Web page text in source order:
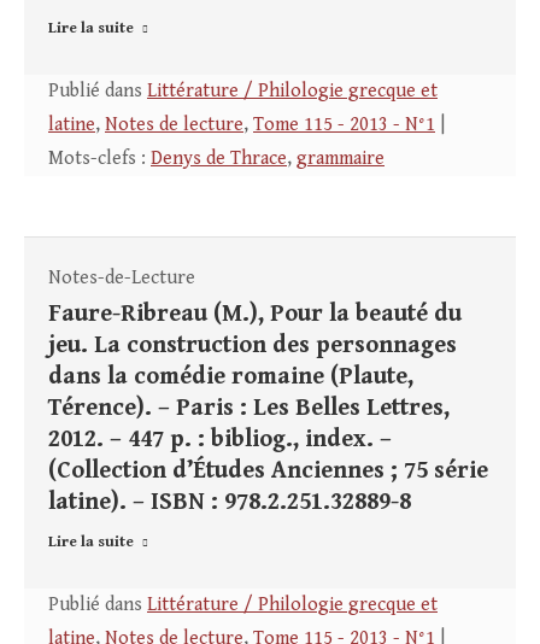
Lire la suite
Publié dans Littérature / Philologie grecque et
latine, Notes de lecture, Tome 115 - 2013 - N°1
Mots-clefs : Denys de Thrace, grammaire
Notes-de-Lecture
Faure-Ribreau (M.), Pour la beauté du
jeu. La construction des personnages
dans la comédie romaine (Plaute,
Térence). – Paris : Les Belles Lettres,
2012. – 447 p. : bibliog., index. –
(Collection d’Études Anciennes ; 75 série
latine). – ISBN : 978.2.251.32889-8
Lire la suite
Publié dans Littérature / Philologie grecque et
latine, Notes de lecture, Tome 115 - 2013 - N°1